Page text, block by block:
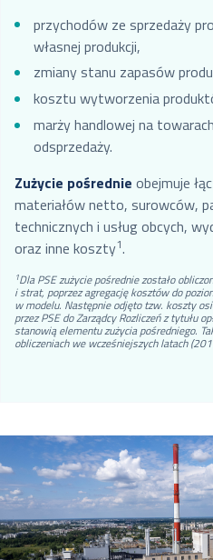
przychodów ze sprzedaży
własnej produkcji,
zmiany stanu zapasów
kosztu wytworzenia
marży handlowej na
odsprzedaży.
Zużycie pośrednie obejmuje
materiałów netto, surowców,
technicznych i usług obcych,
oraz inne koszty1.
1Dla PSE zużycie pośrednie zostało
i strat, poprzez agregację kosztów do
w modelu. Następnie odjęto tzw. koszty
przez PSE do Zarządcy Rozliczeń z tytułu
stanowią elementu zużycia pośredniego.
obliczeniach we wcześniejszych latach